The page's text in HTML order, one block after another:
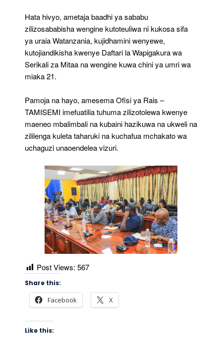
Hata hivyo, ametaja baadhi ya sababu
zilizosababisha wengine kutoteuliwa ni kukosa sifa
ya uraia Watanzania, kujidhamini wenyewe,
kutojiandikisha kwenye Daftari la Wapigakura wa
Serikali za Mitaa na wengine kuwa chini ya umri wa
miaka 21.
Pamoja na hayo, amesema Ofisi ya Rais –
TAMISEMI imefuatilia tuhuma zilizotolewa kwenye
maeneo mbalimbali na kubaini hazikuwa na ukweli na
zililenga kuleta taharuki na kuchafua mchakato wa
uchaguzi unaoendelea vizuri.
Post Views: 567
Share this:
Facebook X
Like this: